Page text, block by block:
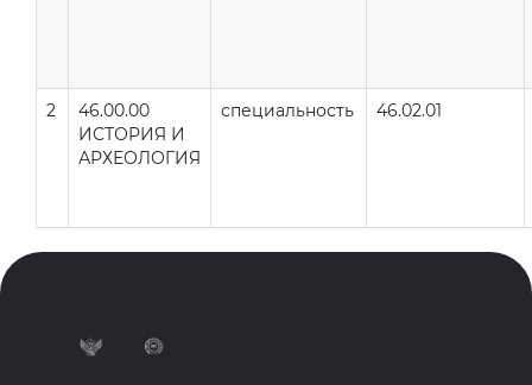
2
46.00.00
ИСТОРИЯ И
АРХЕОЛОГИЯ
специальность 46.02.01